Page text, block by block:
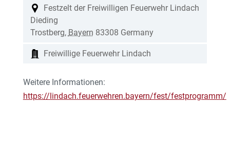
Festzelt der Freiwilligen Feuerwehr Lindach
Dieding
Trostberg, Bayern 83308 Germany
Freiwillige Feuerwehr Lindach
Weitere Informationen:
https://lindach.feuerwehren.bayern/fest/festprogramm/